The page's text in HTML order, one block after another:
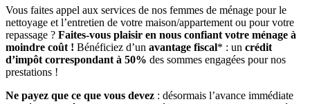
Vous faites appel aux services de nos femmes de ménage pour le
nettoyage et l’entretien de votre maison/appartement ou pour votre
repassage ? Faites-vous plaisir en nous confiant votre ménage à
moindre coût ! Bénéficiez d’un avantage fiscal* : un crédit
d’impôt correspondant à 50% des sommes engagées pour nos
prestations !
Ne payez que ce que vous devez : désormais l’avance immédiate